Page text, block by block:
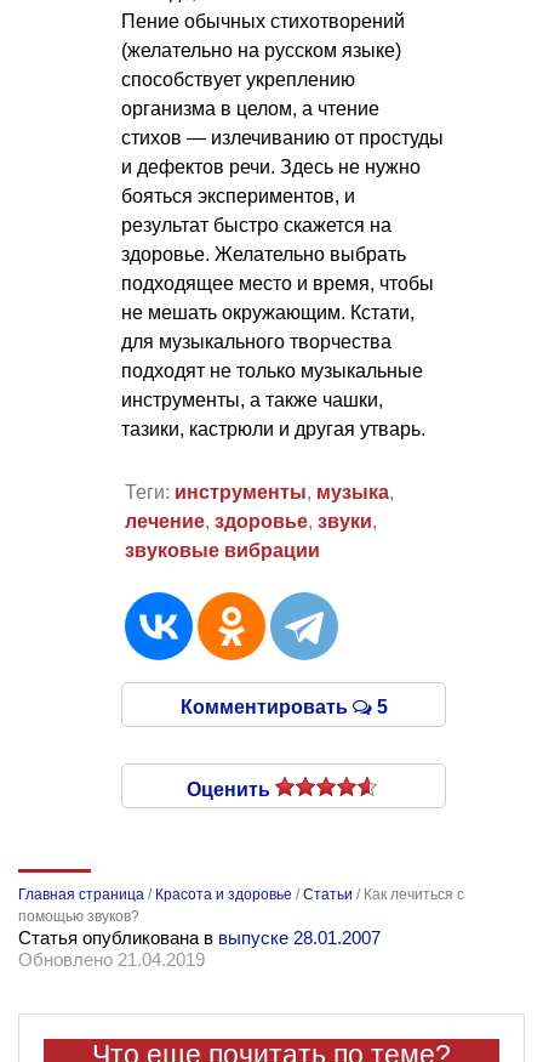
Пение обычных стихотворений
(желательно на русском языке)
способствует укреплению
организма в целом, а чтение
стихов — излечиванию от простуды
и дефектов речи. Здесь не нужно
бояться экспериментов, и
результат быстро скажется на
здоровье. Желательно выбрать
подходящее место и время, чтобы
не мешать окружающим. Кстати,
для музыкального творчества
подходят не только музыкальные
инструменты, а также чашки,
тазики, кастрюли и другая утварь.
Теги: инструменты, музыка,
лечение, здоровье, звуки,
звуковые вибрации
Комментировать 5
Оценить
Главная страница / Красота и здоровье /Статьи / Как лечиться с
помощью звуков?
Статья опубликована в выпуске 28.01.2007
Обновлено 21.04.2019
Что еще почитать по теме?